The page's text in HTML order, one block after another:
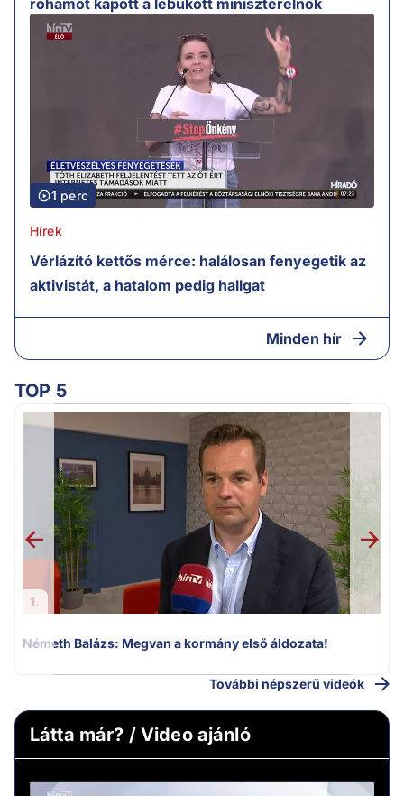
rohamot kapott a lebukott miniszterelnök
1 perc
Hírek
Vérlázító kettős mérce: halálosan fenyegetik az
aktivistát, a hatalom pedig hallgat
Minden hír
TOP 5
1.
Németh Balázs: Megvan a kormány első áldozata!
További népszerű videók
Látta már? / Video ajánló